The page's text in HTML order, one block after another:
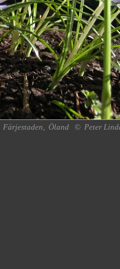
Färjestaden, Öland © Peter